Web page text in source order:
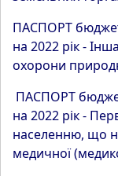
ПАСПОРТ
на 2022 рік -
охорони
ПАСПОРТ
на 2022 рік -
населенню, що
медичної